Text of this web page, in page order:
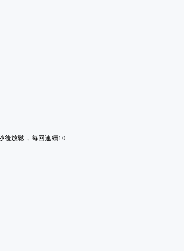
後放鬆，每回連續10